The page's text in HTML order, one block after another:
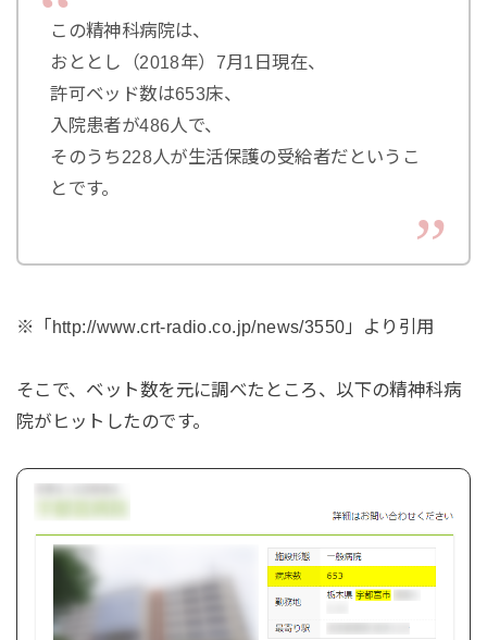
この精神科病院は、
おととし（2018年）7月1日現在、
許可ベッド数は653床、
入院患者が486人で、
そのうち228人が生活保護の受給者だというこ
とです。
※「http://www.crt-radio.co.jp/news/3550」より引用
そこで、ベット数を元に調べたところ、以下の精神科病
院がヒットしたのです。